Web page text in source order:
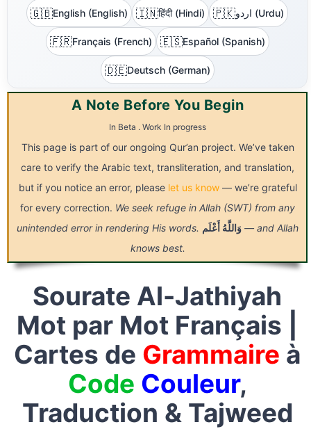
🇬🇧English (English) 🇮🇳हिंदी (Hindi) 🇵🇰 اردو (Urdu)
🇫🇷Français (French) 🇪🇸Español (Spanish)
🇩🇪Deutsch (German)
A Note Before You Begin
In Beta . Work In progress
This page is part of our ongoing Qur’an project. We’ve taken
care to verify the Arabic text, transliteration, and translation,
but if you notice an error, please let us know— we’re grateful
for every correction. We seek refuge in Allah (SWT) from any
unintended error in rendering His words.
وَاللَّهُ أَعْلَم
— and Allah
knows best.
Sourate Al-Jathiyah
Mot par Mot Français |
Cartes de Grammaire à
Code Couleur,
Traduction & Tajweed